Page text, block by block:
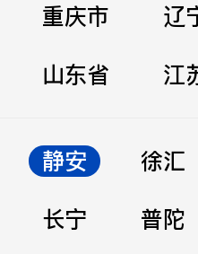
重庆市
辽
山东省
江
静安
徐汇
长宁
普陀